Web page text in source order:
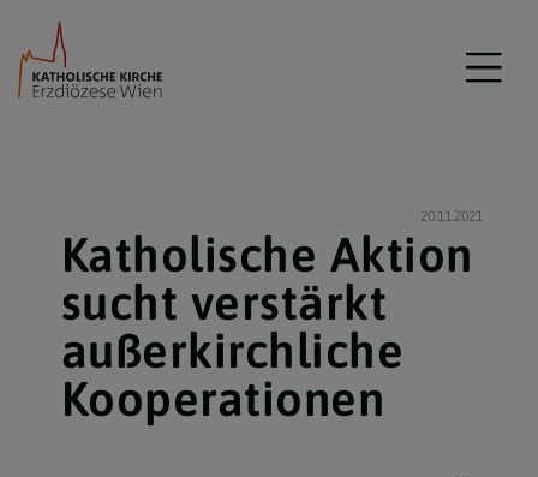
20.11.2021
Katholische Aktion
sucht verstärkt
außerkirchliche
Kooperationen